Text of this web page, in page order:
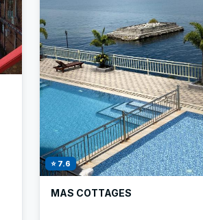
⭐ 7.6
MAS COTTAGES